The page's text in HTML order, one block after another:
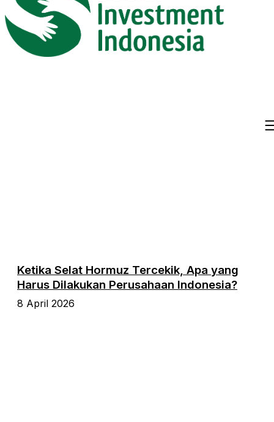
Ketika Selat Hormuz Tercekik, Apa yang
Harus Dilakukan Perusahaan Indonesia?
8 April 2026